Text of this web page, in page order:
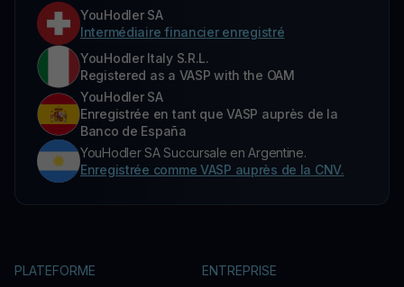
YouHodler SA
Intermédiaire financier enregistré
YouHodler Italy S.R.L.
Registered as a VASP with the OAM
YouHodler SA
Enregistrée en tant que VASP auprès de la
Banco de España
YouHodler SA Succursale en Argentine.
Enregistrée comme VASP auprès de la CNV.
PLATEFORME ENTREPRISE